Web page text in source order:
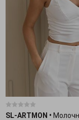
SL-ARTMON •